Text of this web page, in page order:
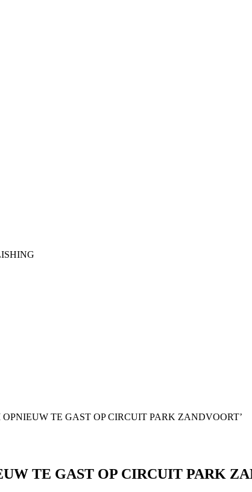
OPNIEUW TE GAST OP CIRCUIT PARK ZANDVOORT’
TE GAST OP CIRCUIT PARK